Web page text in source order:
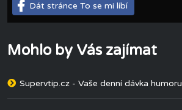
Dát stránce To se mi líbí
Mohlo by Vás zajímat
Supervtip.cz - Vaše denní dávka humoru